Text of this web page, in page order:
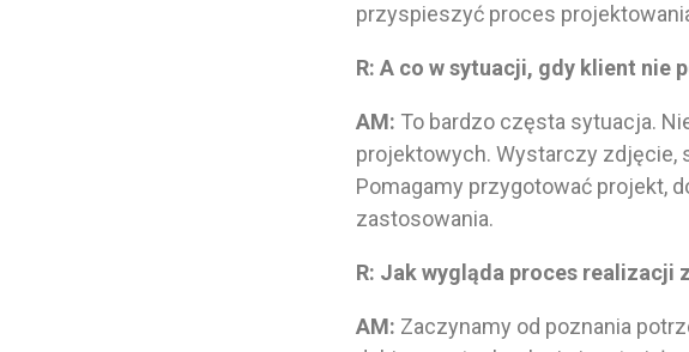
przyspieszyć proces
R: A co w sytuacji, gdy klient nie
AM: To bardzo częsta sytuacja.
projektowych. Wystarczy zdjęcie,
Pomagamy przygotować projekt,
zastosowania.
R: Jak wygląda proces realizacji
AM: Zaczynamy od poznania